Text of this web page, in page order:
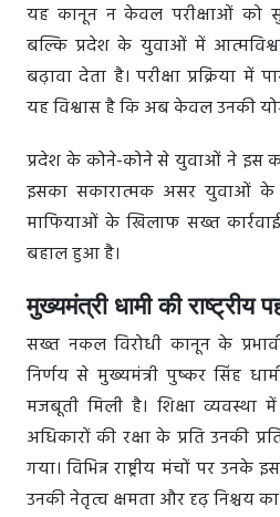
यह कानून न केवल परीक्षाओं को
बल्कि प्रदेश के युवाओं में
बढ़ावा देता है। परीक्षा प्रक्रिया में
यह विश्वास है कि अब केवल उनकी
प्रदेश के कोने-कोने से युवाओं ने इस
इसका सकारात्मक असर युवाओं
माफियाओं के खिलाफ सख्त कार्रवाई
बहाल हुआ है।
मुख्यमंत्री धामी की राष्ट्रीय
सख्त नकल विरोधी कानून के
निर्णय से मुख्यमंत्री पुष्कर सिंह
मजबूती मिली है। शिक्षा
अधिकारों की रक्षा के प्रति उनकी
गया। विभिन्न राष्ट्रीय मंचों पर
उनकी नेतृत्व क्षमता और दृढ़ निश्चय